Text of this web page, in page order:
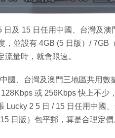
及 15 日任用中國、台灣及澳
，並設有 4GB (5 日版）/ 7GB
量時，就會限速。
國、台灣及澳門三地區共用
或 256Kbps 快上不少
Lucky 2 5 日 / 15 日任用中國
日版）包平郵，算是合理定價